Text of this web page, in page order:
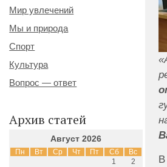
В
Мир увлечений
Мы и природа
Спорт
Культура
Вопрос — ответ
Архив статей
Август 2026
Пн Вт Ср Чт Пт Сб Вс
1
2